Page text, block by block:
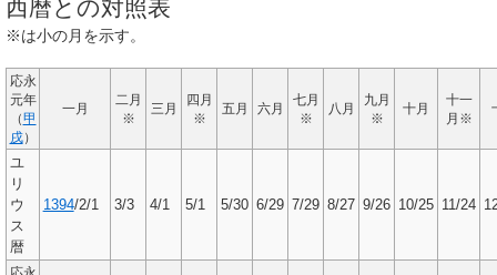
西暦との対照表
※は小の月を示す。
応永
元年
（甲
戌）
一月
二月
※
三月
四月
※
五月 六月
七月
※
八月
九月
※
十月
十一
月※
ユ
リ
ウ
ス
暦
1394/2/1 3/3 4/1 5/1 5/30 6/29 7/29 8/27 9/26 10/25 11/24